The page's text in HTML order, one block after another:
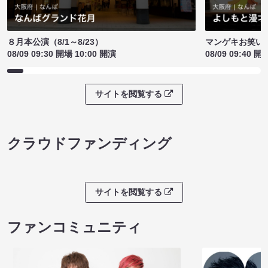
８月本公演（8/1～8/23）
08/09 09:30 開場 10:00 開演
マンゲキお笑い
08/09 09:40 開
サイトを閲覧する
クラウドファンディング
サイトを閲覧する
ファンコミュニティ